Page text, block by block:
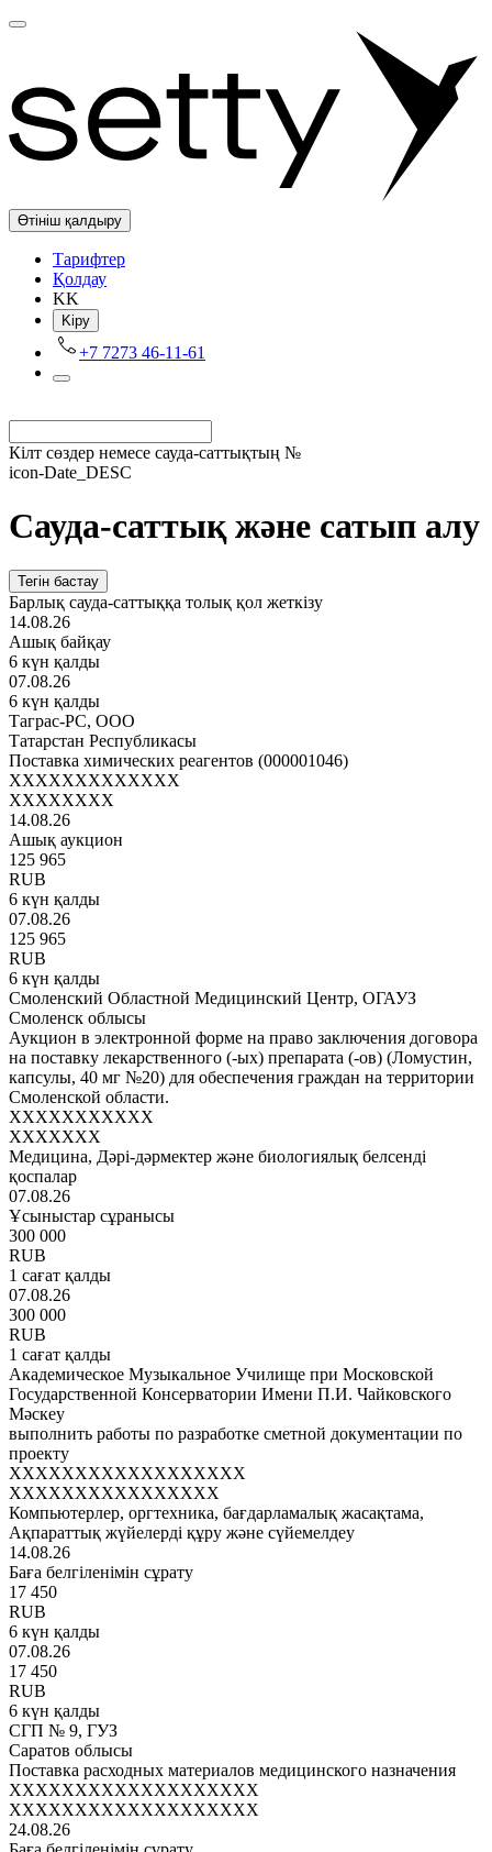
Өтініш қалдыру
Tарифтер
Қолдау
KK
Kіру
+7 7273 46-11-61
Кілт сөздер немесе сауда-саттықтың №
icon-Date_DESC
Сауда-саттық және сатып алу
Тегін бастау
Барлық сауда-саттыққа толық қол жеткізу
14.08.26
Ашық байқау
6 күн қалды
07.08.26
6 күн қалды
Таграс-РС, ООО
Татарстан Республикасы
Поставка химических реагентов (000001046)
XXXXXXXXXXXXX
XXXXXXXX
14.08.26
Ашық аукцион
125 965
RUB
6 күн қалды
07.08.26
125 965
RUB
6 күн қалды
Смоленский Областной Медицинский Центр, ОГАУЗ
Смоленск облысы
Аукцион в электронной форме на право заключения договора
на поставку лекарственного (-ых) препарата (-ов) (Ломустин,
капсулы, 40 мг №20) для обеспечения граждан на территории
Смоленской области.
XXXXXXXXXXX
XXXXXXX
Медицина, Дәрі-дәрмектер және биологиялық белсенді
қоспалар
07.08.26
Ұсыныстар сұранысы
300 000
RUB
1 сағат қалды
07.08.26
300 000
RUB
1 сағат қалды
Академическое Музыкальное Училище при Московской
Государственной Консерватории Имени П.И. Чайковского
Мәскеу
выполнить работы по разработке сметной документации по
проекту
XXXXXXXXXXXXXXXXXX
XXXXXXXXXXXXXXXX
Компьютерлер, оргтехника, бағдарламалық жасақтама,
Ақпараттық жүйелерді құру және сүйемелдеу
14.08.26
Баға белгіленімін сұрату
17 450
RUB
6 күн қалды
07.08.26
17 450
RUB
6 күн қалды
СГП № 9, ГУЗ
Саратов облысы
Поставка расходных материалов медицинского назначения
XXXXXXXXXXXXXXXXXXX
XXXXXXXXXXXXXXXXXXX
24.08.26